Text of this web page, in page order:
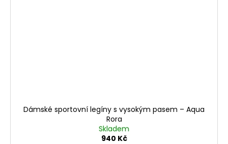
Dámské sportovní legíny s vysokým pasem – Aqua
Rora
Skladem
940 Kč